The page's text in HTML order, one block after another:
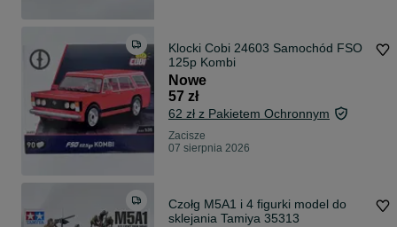
Klocki Cobi 24603 Samochód FSO
125p Kombi
Nowe
57 zł
62 zł z Pakietem Ochronnym
Zacisze
07 sierpnia 2026
Czołg M5A1 i 4 figurki model do
sklejania Tamiya 35313